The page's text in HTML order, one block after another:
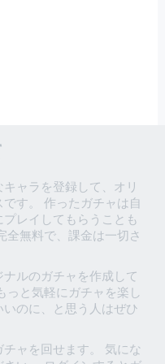
ャラを登録して、オリ
す。 作ったガチャは自
レイしてもらうことも
全無料で、課金は一切さ
ルのガチャを作成して
っと気軽にガチャを楽し
のに、と思う人はぜひ
ャを回せます。 気にな